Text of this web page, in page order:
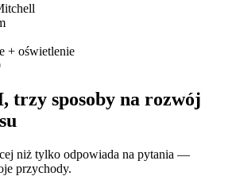
+ oświetlenie
trzy sposoby na rozwój
niż tylko odpowiada na pytania —
przychody.